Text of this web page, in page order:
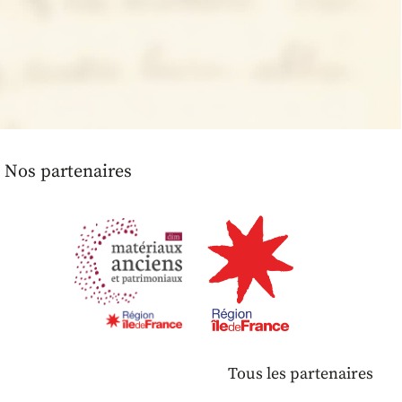
Nos partenaires
Tous les partenaires